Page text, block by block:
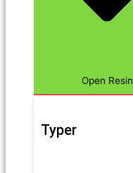
Open Resin
Typer